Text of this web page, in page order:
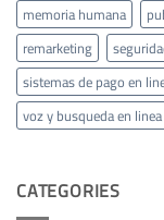
memoria humana
remarketing
sistemas de pago en
voz y busqueda en linea
CATEGORIES